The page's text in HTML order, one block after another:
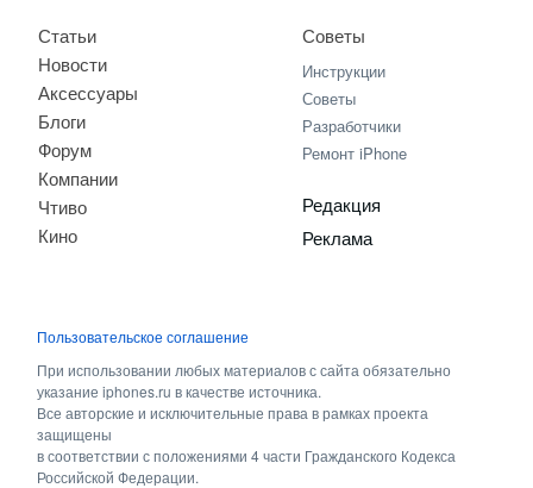
Статьи
Новости
Аксессуары
Блоги
Форум
Компании
Чтиво
Кино
Советы
Инструкции
Советы
Разработчики
Ремонт iPhone
Редакция
Реклама
Пользовательское соглашение
При использовании любых материалов с сайта обязательно
указание iphones.ru в качестве источника.
Все авторские и исключительные права в рамках проекта
защищены
в соответствии с положениями 4 части Гражданского Кодекса
Российской Федерации.